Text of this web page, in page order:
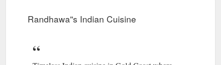
Randhawa''s Indian Cuisine